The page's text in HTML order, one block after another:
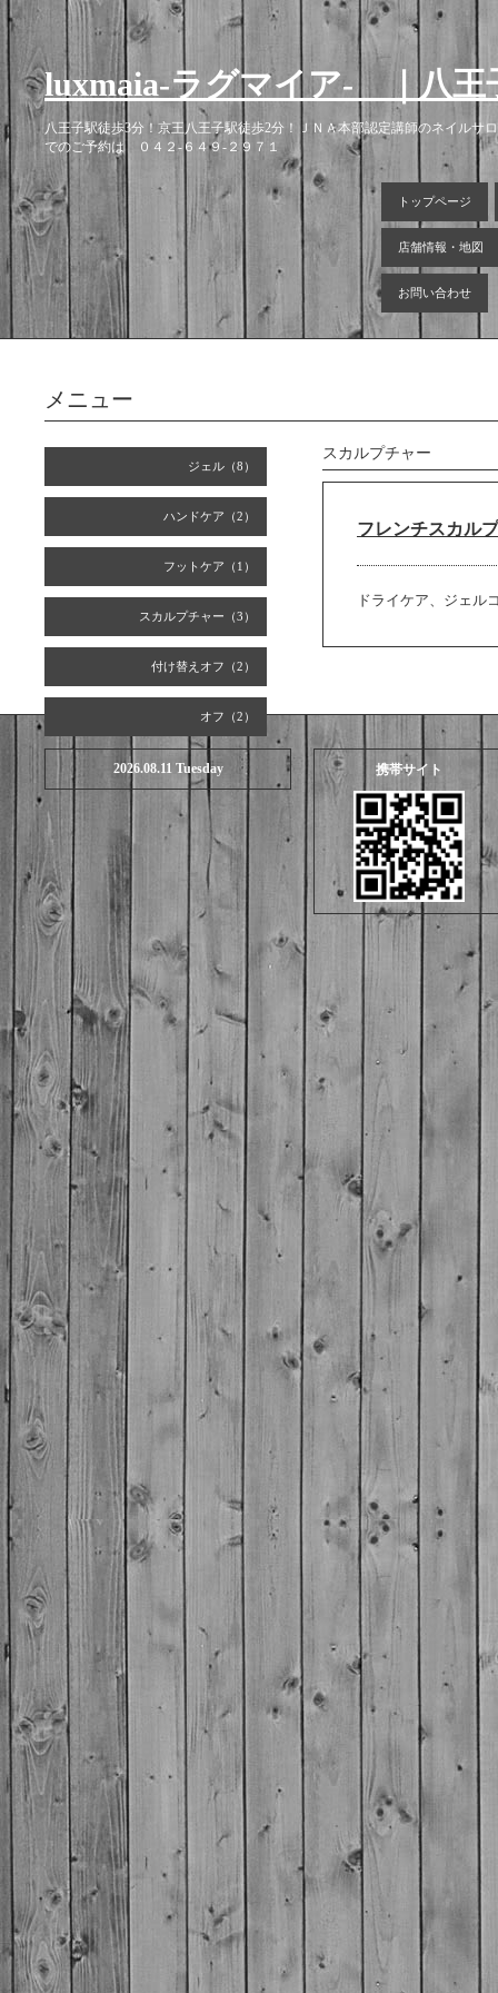
luxmaia-ラグマイア- ｜八
八王子駅徒歩3分！京王八王子駅徒歩2分！ＪＮＡ本部認定講師のネイル
でのご予約は ０４２-６４９-２９７１
トップページ
店舗情報・地図
お問い合わせ
ジェル（8）
ハンドケア（2）
フットケア（1）
スカルプチャー（3）
付け替えオフ（2）
オフ（2）
メニュー
スカルプチャー
フレンチスカル
ドライケア、ジェル
2026.08.11 Tuesday 携帯サイト